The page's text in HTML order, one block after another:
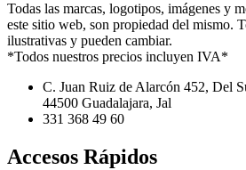
Todas las marcas, logotipos, imágenes y
este sitio web, son propiedad del mismo.
ilustrativas y pueden cambiar.
*Todos nuestros precios incluyen IVA*
C. Juan Ruiz de Alarcón 452, Del
44500 Guadalajara, Jal
331 368 49 60
Accesos Rápidos